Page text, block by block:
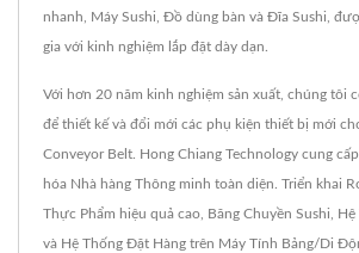
nhanh, Máy Sushi, Đồ dùng bàn và Đĩa Sushi,
gia với kinh nghiệm lắp đặt dày dạn.
Với hơn 20 năm kinh nghiệm sản xuất, chúng tôi
để thiết kế và đổi mới các phụ kiện thiết bị mới
Conveyor Belt. Hong Chiang Technology cung
hóa Nhà hàng Thông minh toàn diện. Triển khai
Thực Phẩm hiệu quả cao, Băng Chuyền Sushi, Hệ
và Hệ Thống Đặt Hàng trên Máy Tính Bảng/Di